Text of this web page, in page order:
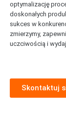
optymalizację
doskonałych
sukces w
zmierzymy,
uczciwością i
Skontaktuj